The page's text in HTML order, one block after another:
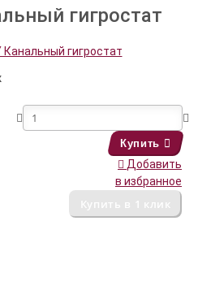
гигростат
Купить
Добавить
в избранное